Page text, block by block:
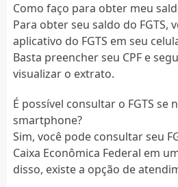
Como faço para obter meu
Para obter seu saldo do FGTS,
aplicativo do FGTS em seu
Basta preencher seu CPF e
visualizar o extrato.
É possível consultar o FGTS se
smartphone?
Sim, você pode consultar seu
Caixa Econômica Federal em
disso, existe a opção de